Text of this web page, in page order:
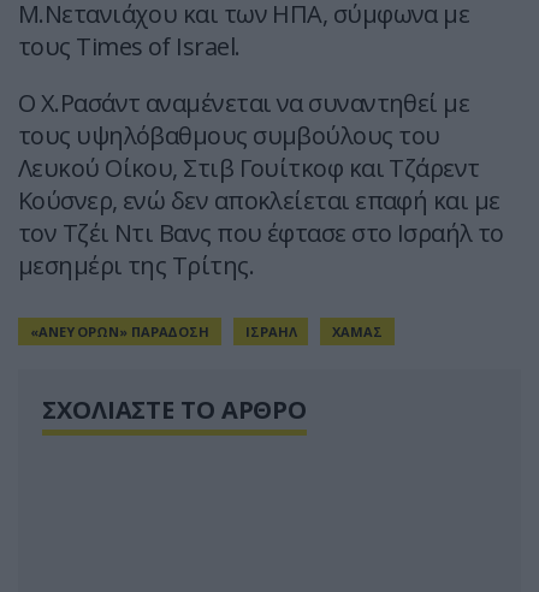
Μ.Νετανιάχου και των ΗΠΑ, σύμφωνα με
τους Times of Israel.
Ο Χ.Ρασάντ αναμένεται να συναντηθεί με
τους υψηλόβαθμους συμβούλους του
Λευκού Οίκου, Στιβ Γουίτκοφ και Τζάρεντ
Κούσνερ, ενώ δεν αποκλείεται επαφή και με
τον Τζέι Ντι Βανς που έφτασε στο Ισραήλ το
μεσημέρι της Τρίτης.
«ΑΝΕΥ ΟΡΩΝ» ΠΑΡΑΔΟΣΗ ΙΣΡΑΗΛ ΧΑΜΑΣ
ΣΧΟΛΙΑΣΤΕ ΤΟ ΑΡΘΡΟ